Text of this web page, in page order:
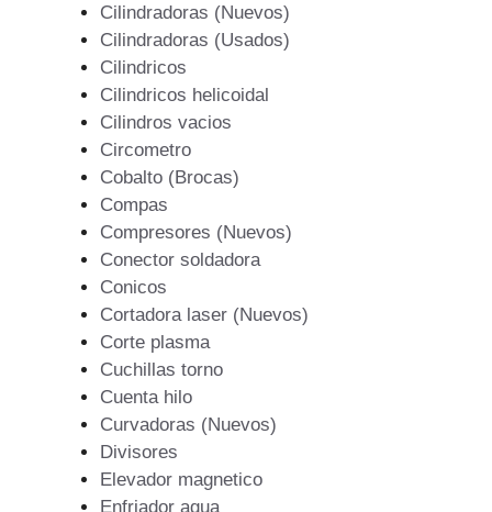
Cilindradoras (Nuevos)
Cilindradoras (Usados)
Cilindricos
Cilindricos helicoidal
Cilindros vacios
Circometro
Cobalto (Brocas)
Compas
Compresores (Nuevos)
Conector soldadora
Conicos
Cortadora laser (Nuevos)
Corte plasma
Cuchillas torno
Cuenta hilo
Curvadoras (Nuevos)
Divisores
Elevador magnetico
Enfriador agua